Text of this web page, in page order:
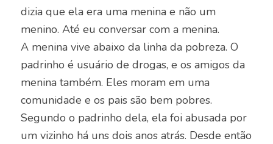
dizia que ela era uma menina e não um
menino. Até eu conversar com a menina.
A menina vive abaixo da linha da pobreza. O
padrinho é usuário de drogas, e os amigos da
menina também. Eles moram em uma
comunidade e os pais são bem pobres.
Segundo o padrinho dela, ela foi abusada por
um vizinho há uns dois anos atrás. Desde então